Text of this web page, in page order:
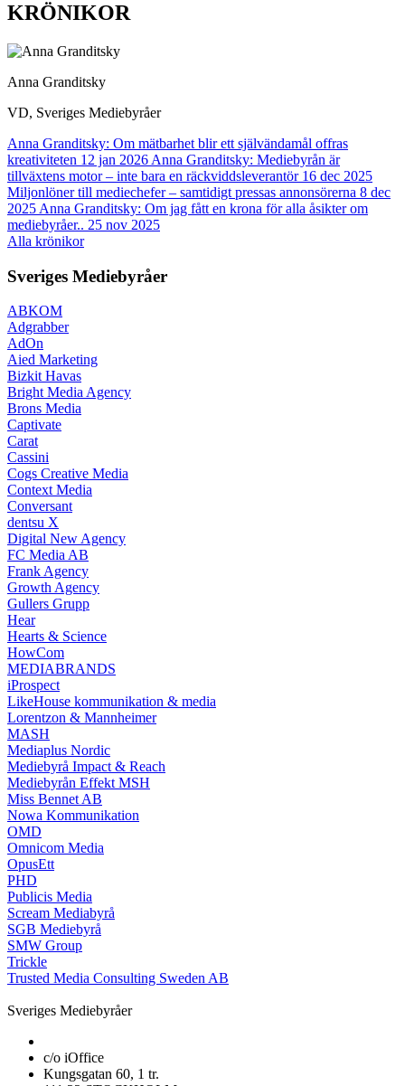
KRÖNIKOR
Anna Granditsky
VD, Sveriges Mediebyråer
Anna Granditsky: Om mätbarhet blir ett självändamål offras
kreativiteten 12 jan 2026 Anna Granditsky: Mediebyrån är
tillväxtens motor – inte bara en räckviddsleverantör16 dec 2025
Miljonlöner till mediechefer – samtidigt pressas annonsörerna 8 dec
2025 Anna Granditsky: Om jag fått en krona för alla åsikter om
mediebyråer.. 25 nov 2025
Alla krönikor
Sveriges Mediebyråer
ABKOM
Adgrabber
AdOn
Aied Marketing
Bizkit Havas
Bright Media Agency
Brons Media
Captivate
Carat
Cassini
Cogs Creative Media
Context Media
Conversant
dentsu X
Digital New Agency
FC Media AB
Frank Agency
Growth Agency
Gullers Grupp
Hear
Hearts & Science
HowCom
MEDIABRANDS
iProspect
LikeHouse kommunikation & media
Lorentzon & Mannheimer
MASH
Mediaplus Nordic
Mediebyrå Impact & Reach
Mediebyrån Effekt MSH
Miss Bennet AB
Nowa Kommunikation
OMD
Omnicom Media
OpusEtt
PHD
Publicis Media
Scream Mediabyrå
SGB Mediebyrå
SMW Group
Trickle
Trusted Media Consulting Sweden AB
Sveriges Mediebyråer
c/o iOffice
Kungsgatan 60, 1 tr.